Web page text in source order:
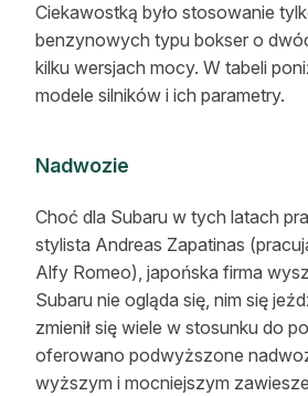
Ciekawostką było stosowanie
benzynowych typu bokser o
kilku wersjach mocy. W tabeli
modele silników i ich parametry.
Nadwozie
Choć dla Subaru w tych latach
stylista Andreas Zapatinas
Alfy Romeo), japońska firma
Subaru nie ogląda się, nim się
zmienił się wiele w stosunku do
oferowano podwyższone
wyższym i mocniejszym